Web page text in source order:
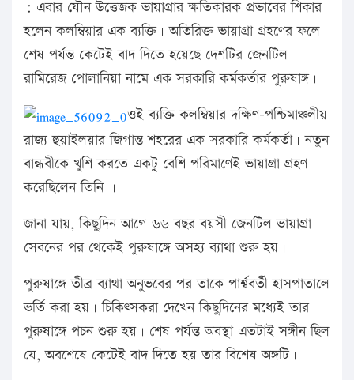
: এবার যৌন উত্তেজক ভায়াগ্রার ক্ষতিকারক প্রভাবের শিকার
হলেন কলম্বিয়ার এক ব্যক্তি। অতিরিক্ত ভায়াগ্রা গ্রহণের ফলে
শেষ পর্যন্ত কেটেই বাদ দিতে হয়েছে দেশটির জেনটিল
রামিরেজ পোলানিয়া নামে এক সরকারি কর্মকর্তার পুরুষাঙ্গ।
ওই ব্যক্তি কলম্বিয়ার দক্ষিণ-পশ্চিমাঞ্চলীয়
রাজ্য হুয়াইলয়ার জিগান্ত শহরের এক সরকারি কর্মকর্তা। নতুন
বান্ধবীকে খুশি করতে একটু বেশি পরিমাণেই ভায়াগ্রা গ্রহণ
করেছিলেন তিনি ।
জানা যায়, কিছুদিন আগে ৬৬ বছর বয়সী জেনটিল ভায়াগ্রা
সেবনের পর থেকেই পুরুষাঙ্গে অসহ্য ব্যাথা শুরু হয়।
পুরুষাঙ্গে তীব্র ব্যাথা অনুভবের পর তাকে পার্শ্ববর্তী হাসপাতালে
ভর্তি করা হয়। চিকিৎসকরা দেখেন কিছুদিনের মধ্যেই তার
পুরুষাঙ্গে পচন শুরু হয়। শেষ পর্যন্ত অবস্থা এতটাই সঙ্গীন ছিল
যে, অবশেষে কেটেই বাদ দিতে হয় তার বিশেষ অঙ্গটি।